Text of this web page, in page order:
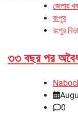
জেলার
রংপুর
রংপুর
৩৩ বছর পর
0